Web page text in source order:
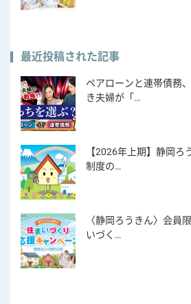
最近投稿された記事
ペアローンと連帯債務
き夫婦が「…
【2026年上期】静岡ろ
制度の…
〈静岡ろうきん〉会員
いづく…